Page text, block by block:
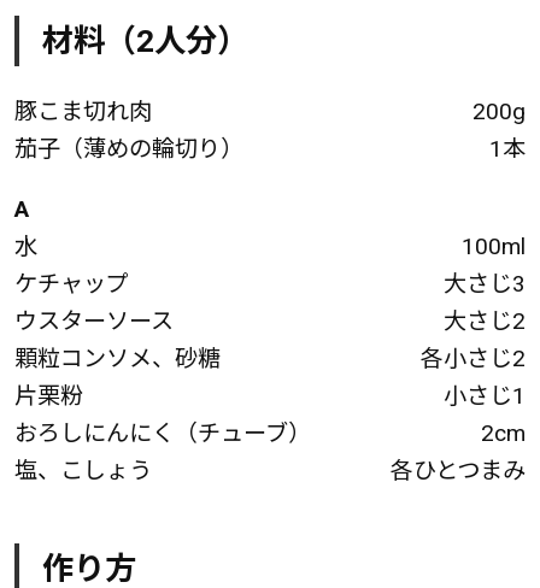
材料（2人分）
豚こま切れ肉
200g
茄子（薄めの輪切り）
1本
A
水
100ml
ケチャップ
大さじ3
ウスターソース
大さじ2
顆粒コンソメ、砂糖
各小さじ2
片栗粉
小さじ1
おろしにんにく（チューブ）
2cm
塩、こしょう
各ひとつまみ
作り方